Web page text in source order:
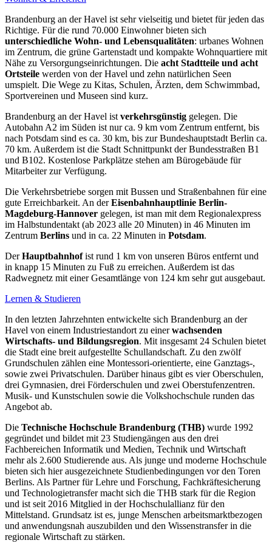
Brandenburg an der Havel ist sehr vielseitig und bietet für jeden das
Richtige. Für die rund 70.000 Einwohner bieten sich
unterschiedliche Wohn- und Lebensqualitäten: urbanes Wohnen
im Zentrum, die grüne Gartenstadt und kompakte Wohnquartiere mit
Nähe zu Versorgungseinrichtungen. Die acht Stadtteile und acht
Ortsteile werden von der Havel und zehn natürlichen Seen
umspielt. Die Wege zu Kitas, Schulen, Ärzten, dem Schwimmbad,
Sportvereinen und Museen sind kurz.
Brandenburg an der Havel ist verkehrsgünstig gelegen. Die
Autobahn A2 im Süden ist nur ca. 9 km vom Zentrum entfernt, bis
nach Potsdam sind es ca. 30 km, bis zur Bundeshauptstadt Berlin ca.
70 km. Außerdem ist die Stadt Schnittpunkt der Bundesstraßen B1
und B102. Kostenlose Parkplätze stehen am Bürogebäude für
Mitarbeiter zur Verfügung.
Die Verkehrsbetriebe sorgen mit Bussen und Straßenbahnen für eine
gute Erreichbarkeit. An derEisenbahnhauptlinie Berlin-
Magdeburg-Hannover gelegen, ist man mit dem Regionalexpress
im Halbstundentakt (ab 2023 alle 20 Minuten) in 46 Minuten im
Zentrum Berlins und in ca. 22 Minuten in Potsdam.
DerHauptbahnhofist rund 1 km von unseren Büros entfernt und
in knapp 15 Minuten zu Fuß zu erreichen. Außerdem ist das
Radwegnetz mit einer Gesamtlänge von 124 km sehr gut ausgebaut.
Lernen & Studieren
In den letzten Jahrzehnten entwickelte sich Brandenburg an der
Havel von einem Industriestandort zu einerwachsenden
Wirtschafts- und Bildungsregion. Mit insgesamt 24 Schulen bietet
die Stadt eine breit aufgestellte Schullandschaft. Zu den zwölf
Grundschulen zählen eine Montessori-orientierte, eine Ganztags-,
sowie zwei Privatschulen. Darüber hinaus gibt es vier Oberschulen,
drei Gymnasien, drei Förderschulen und zwei Oberstufenzentren.
Musik- und Kunstschulen sowie die Volkshochschule runden das
Angebot ab.
Die Technische Hochschule Brandenburg (THB) wurde 1992
gegründet und bildet mit 23 Studiengängen aus den drei
Fachbereichen Informatik und Medien, Technik und Wirtschaft
mehr als 2.600 Studierende aus. Als junge und moderne Hochschule
bieten sich hier ausgezeichnete Studienbedingungen vor den Toren
Berlins. Als Partner für Lehre und Forschung, Fachkräftesicherung
und Technologietransfer macht sich die THB stark für die Region
und ist seit 2016 Mitglied in der Hochschulallianz für den
Mittelstand. Grundsatz ist es, junge Menschen arbeitsmarktbezogen
und anwendungsnah auszubilden und den Wissenstransfer in die
regionale Wirtschaft zu stärken.